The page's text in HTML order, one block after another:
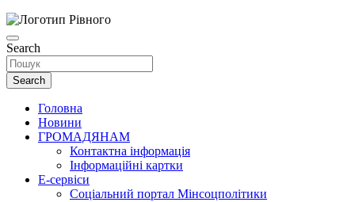
Search
Search
Головна
Новини
ГРОМАДЯНАМ
Контактна інформація
Інформаційні картки
Е-сервіси
Соціальний портал Мінсоцполітики